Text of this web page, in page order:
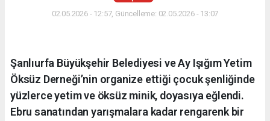
02.05.2026 - 12:57, Güncelleme: 02.05.2026 - 13:07
Şanlıurfa Büyükşehir Belediyesi ve Ay Işığım Yetim
Öksüz Derneği’nin organize ettiği çocuk şenliğinde
yüzlerce yetim ve öksüz minik, doyasıya eğlendi.
Ebru sanatından yarışmalara kadar rengarenk bir